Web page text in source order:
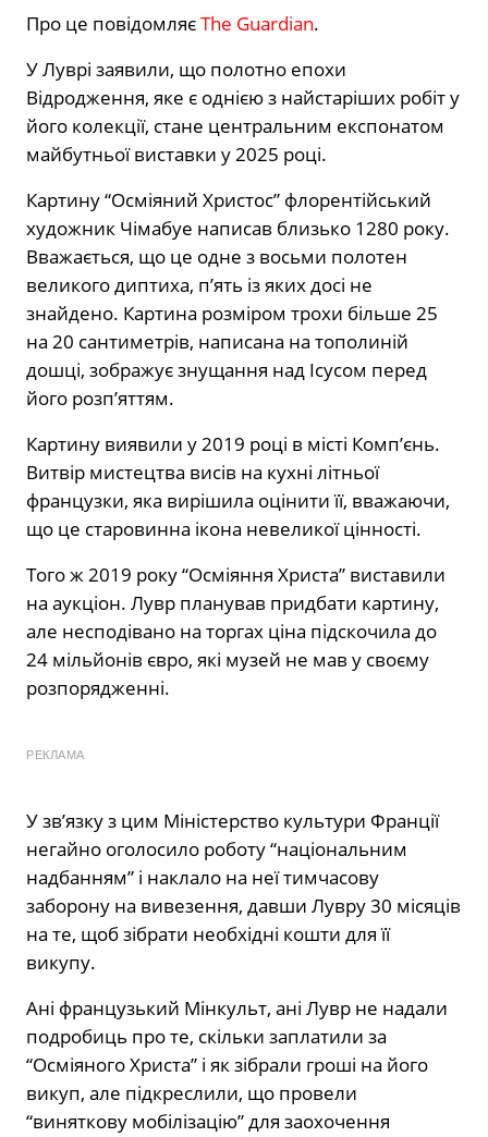
Про це повідомляєThe Guardian.
У Луврі заявили, що полотно епохи
Відродження, яке є однією з найстаріших робіт у
його колекції, стане центральним експонатом
майбутньої виставки у 2025 році.
Картину “Осміяний Христос” флорентійський
художник Чімабуе написав близько 1280 року.
Вважається, що це одне з восьми полотен
великого диптиха, п’ять із яких досі не
знайдено. Картина розміром трохи більше 25
на 20 сантиметрів, написана на тополиній
дошці, зображує знущання над Ісусом перед
його розп’яттям.
Картину виявили у 2019 році в місті Комп’єнь.
Витвір мистецтва висів на кухні літньої
французки, яка вирішила оцінити її, вважаючи,
що це старовинна ікона невеликої цінності.
Того ж 2019 року “Осміяння Христа” виставили
на аукціон. Лувр планував придбати картину,
але несподівано на торгах ціна підскочила до
24 мільйонів євро, які музей не мав у своєму
розпорядженні.
РЕКЛАМА
У зв’язку з цим Міністерство культури Франції
негайно оголосило роботу “національним
надбанням” і наклало на неї тимчасову
заборону на вивезення, давши Лувру 30 місяців
на те, щоб зібрати необхідні кошти для її
викупу.
Ані французький Мінкульт, ані Лувр не надали
подробиць про те, скільки заплатили за
“Осміяного Христа” і як зібрали гроші на його
викуп, але підкреслили, що провели
“виняткову мобілізацію” для заохочення